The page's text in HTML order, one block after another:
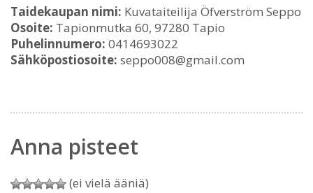
Taidekaupan nimi: Kuvataiteilija Öfverström Seppo
Osoite: Tapionmutka 60, 97280 Tapio
Puhelinnumero: 0414693022
Sähköpostiosoite: seppo008@gmail.com
Anna pisteet
(ei vielä ääniä)